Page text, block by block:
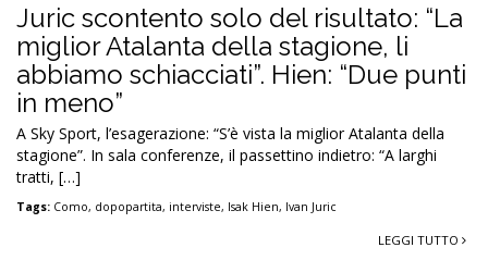
Juric scontento solo del risultato: “La
miglior Atalanta della stagione, li
abbiamo schiacciati”. Hien: “Due punti
in meno”
A Sky Sport, l’esagerazione: “S’è vista la miglior Atalanta della
stagione”. In sala conferenze, il passettino indietro: “A larghi
tratti, […]
Tags: Como, dopopartita, interviste, Isak Hien, Ivan Juric
LEGGI TUTTO